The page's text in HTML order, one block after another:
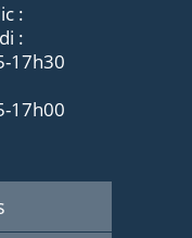
:
:
17h30
17h00